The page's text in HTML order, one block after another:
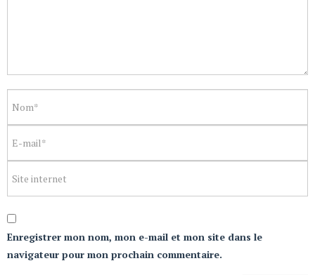
Enregistrer mon nom, mon e-mail et mon site dans le
navigateur pour mon prochain commentaire.